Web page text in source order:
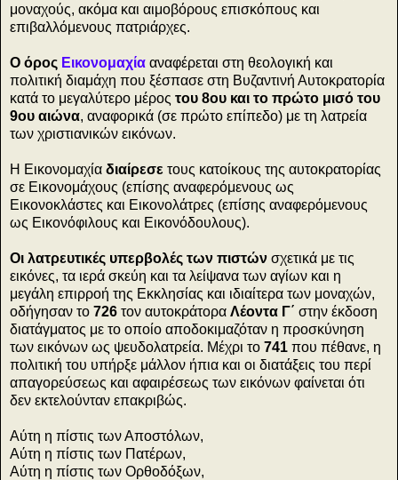
μοναχούς, ακόμα και αιμοβόρους επισκόπους και
επιβαλλόμενους πατριάρχες.
Ο όρος Εικονομαχία αναφέρεται στη θεολογική και
πολιτική διαμάχη που ξέσπασε στη Βυζαντινή Αυτοκρατορία
κατά το μεγαλύτερο μέρος του 8ου και το πρώτο μισό του
9ου αιώνα, αναφορικά (σε πρώτο επίπεδο) με τη λατρεία
των χριστιανικών εικόνων.
Η Εικονομαχία διαίρεσε τους κατοίκους της αυτοκρατορίας
σε Εικονομάχους (επίσης αναφερόμενους ως
Εικονοκλάστες και Εικονολάτρες (επίσης αναφερόμενους
ως Εικονόφιλους και Εικονόδουλους).
Οι λατρευτικές υπερβολές των πιστών σχετικά με τις
εικόνες, τα ιερά σκεύη και τα λείψανα των αγίων και η
μεγάλη επιρροή της Εκκλησίας και ιδιαίτερα των μοναχών,
οδήγησαν το 726 τον αυτοκράτορα Λέοντα Γ΄ στην έκδοση
διατάγματος με το οποίο αποδοκιμαζόταν η προσκύνηση
των εικόνων ως ψευδολατρεία. Μέχρι το 741 που πέθανε, η
πολιτική του υπήρξε μάλλον ήπια και οι διατάξεις του περί
απαγορεύσεως και αφαιρέσεως των εικόνων φαίνεται ότι
δεν εκτελούνταν επακριβώς.
Αύτη η πίστις των Αποστόλων,
Αύτη η πίστις των Πατέρων,
Αύτη η πίστις των Ορθοδόξων,